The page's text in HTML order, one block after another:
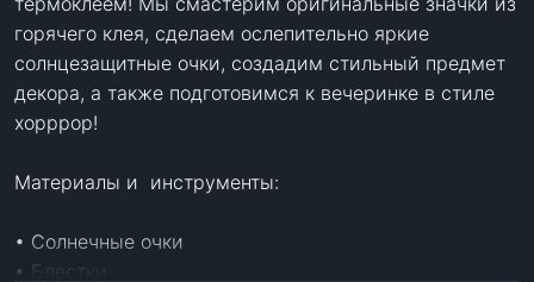
горячего клея, сделаем ослепительно яркие
солнцезащитные очки, создадим стильный предмет
декора, а также подготовимся к вечеринке в стиле
хорррор!
Материалы и  инструменты:
• Солнечные очки
• Блестки